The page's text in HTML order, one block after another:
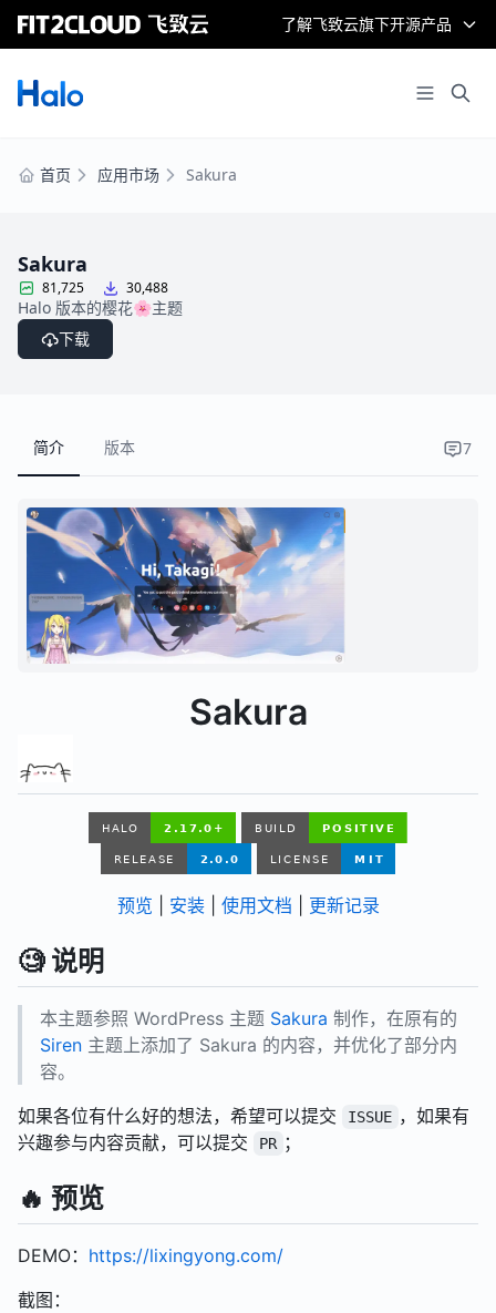
了解飞致云旗下开源产品
首页 应用市场 Sakura
Sakura
81,725 30,488
Halo 版本的樱花🌸主题
下载
简介 版本 7
Sakura
预览 安装| 使用文档 更新记录
🧐 说明
本主题参照 WordPress 主题 Sakura 制作，在原有的
Siren 主题上添加了 Sakura 的内容，并优化了部分内
容。
如果各位有什么好的想法，希望可以提交
ISSUE ，如果有
兴趣参与内容贡献，可以提交
PR ；
🔥 预览
DEMO： https://lixingyong.com/
截图：